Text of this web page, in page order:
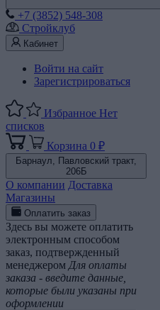
+7 (3852) 548-308
Стройклуб
Кабинет
Войти на сайт
Зарегистрироваться
Избранное Нет
списков
Корзина 0 ₽
Барнаул, Павловский тракт,
206Б
О компании Доставка
Магазины
Оплатить заказ
Здесь вы можете оплатить
электронным способом
заказ, подтвержденный
менеджером Для оплаты
заказа - введите данные,
которые были указаны при
оформлении